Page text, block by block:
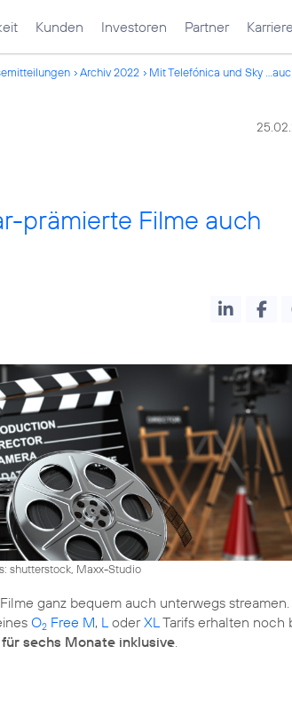
Kunden Investoren Partner Karriere
Archiv 2022 Mit Telefónica und Sky
prämierte Filme auch
shutterstock, Maxx-Studio
ganz bequem auch unterwegs
O2 Free M, LoderXLTarifs erhalten noch
für sechs Monate inklusive.